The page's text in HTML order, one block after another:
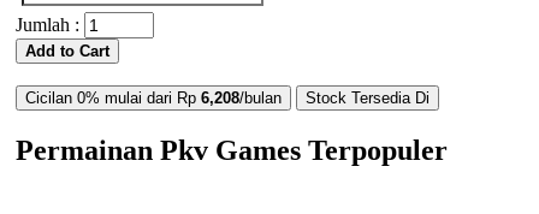
Jumlah :
Add to Cart
Cicilan 0% mulai dari Rp 6,208/bulan Stock Tersedia Di
Permainan Pkv Games Terpopuler